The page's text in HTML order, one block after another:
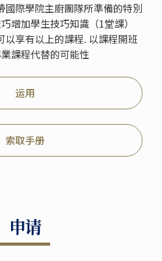
國際學院主廚團隊所準備的特別
增加學生技巧知識（1堂課）
享有以上的課程. 以課程開班
課程代替的可能性
运用
索取手册
申请